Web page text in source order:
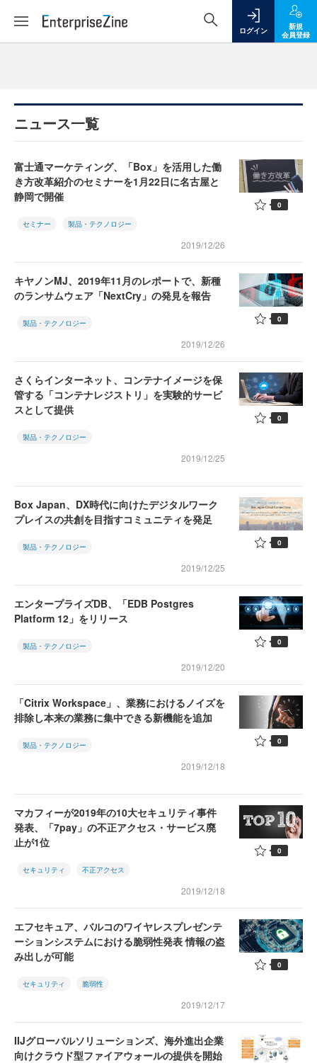
ログイン
新規
会員登録
ニュース一覧
富士通マーケティング、「Box」を活用した働
き方改革紹介のセミナーを1月22日に名古屋と
静岡で開催
セミナー 製品・テクノロジー
2019/12/26
0
キヤノンMJ、2019年11月のレポートで、新種
のランサムウェア「NextCry」の発見を報告
製品・テクノロジー
2019/12/26
0
さくらインターネット、コンテナイメージを保
管する「コンテナレジストリ」を実験的サービ
スとして提供
製品・テクノロジー
2019/12/25
0
Box Japan、DX時代に向けたデジタルワーク
プレイスの共創を目指すコミュニティを発足
製品・テクノロジー
2019/12/25
0
エンタープライズDB、「EDB Postgres
Platform 12」をリリース
製品・テクノロジー
2019/12/20
0
「Citrix Workspace」、業務におけるノイズを
排除し本来の業務に集中できる新機能を追加
製品・テクノロジー
2019/12/18
0
マカフィーが2019年の10大セキュリティ事件
発表、「7pay」の不正アクセス・サービス廃
止が1位
セキュリティ 不正アクセス
2019/12/18
0
エフセキュア、バルコのワイヤレスプレゼンテ
ーションシステムにおける脆弱性発表 情報の盗
み出しが可能
セキュリティ 脆弱性
2019/12/17
0
IIJグローバルソリューションズ、海外進出企業
向けクラウド型ファイアウォールの提供を開始